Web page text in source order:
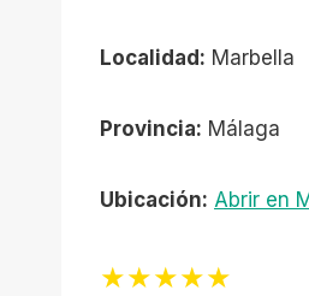
Localidad: Marbella
Provincia: Málaga
Ubicación: Abrir en
★★★★★